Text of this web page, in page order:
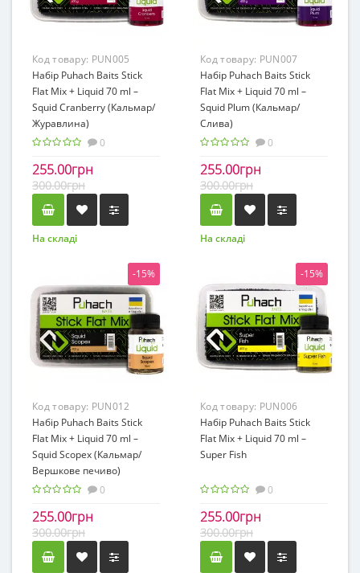
Код товару: PUN005
Набір Puhach Baits Stick
Flat Mix + Liquid 70 ml –
Squid Cranberry (Кальмар/
Журавлина)
0
255.00грн
300.00грн
На складі
Код товару: PUN007
Набір Puhach Baits Stick
Flat Mix + Liquid 70 ml –
Squid Plum (Кальмар/
Слива)
0
255.00грн
300.00грн
На складі
-15%
Код товару: PUN012
Набір Puhach Baits Stick
Flat Mix + Liquid 70 ml –
Squid Scopex (Кальмар/
Вершкове печиво)
0
255.00грн
300.00грн
-15%
Код товару: PUN006
Набір Puhach Baits Stick
Flat Mix + Liquid 70 ml –
Super Fish
0
255.00грн
300.00грн